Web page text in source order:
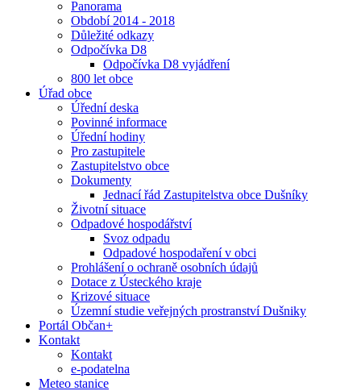
Panorama
Období 2014 - 2018
Důležité odkazy
Odpočívka D8
Odpočívka D8 vyjádření
800 let obce
Úřad obce
Úřední deska
Povinné informace
Úřední hodiny
Pro zastupitele
Zastupitelstvo obce
Dokumenty
Jednací řád Zastupitelstva obce Dušníky
Životní situace
Odpadové hospodářství
Svoz odpadu
Odpadové hospodaření v obci
Prohlášení o ochraně osobních údajů
Dotace z Ústeckého kraje
Krizové situace
Územní studie veřejných prostranství Dušniky
Portál Občan+
Kontakt
Kontakt
e-podatelna
Meteo stanice